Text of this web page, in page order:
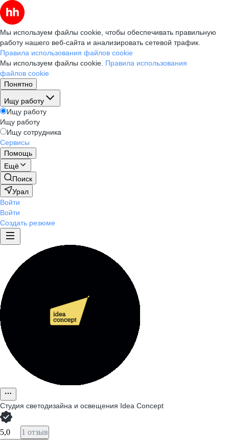
Мы используем файлы cookie, чтобы обеспечивать правильную
работу нашего веб-сайта и анализировать сетевой трафик.
Правила использования файлов cookie
Мы используем файлы cookie. Правила использования
файлов cookie
Понятно
Ищу работу
Ищу работу
Ищу работу
Ищу сотрудника
Сервисы
Помощь
Ещё
Поиск
Урал
Войти
Войти
Создать резюме
Студия светодизайна и освещения Idea Concept
5,0 1 отзыв